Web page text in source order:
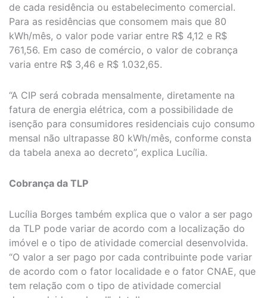
de cada residência ou estabelecimento comercial.
Para as residências que consomem mais que 80
kWh/mês, o valor pode variar entre R$ 4,12 e R$
761,56. Em caso de comércio, o valor de cobrança
varia entre R$ 3,46 e R$ 1.032,65.
“A CIP será cobrada mensalmente, diretamente na
fatura de energia elétrica, com a possibilidade de
isenção para consumidores residenciais cujo consumo
mensal não ultrapasse 80 kWh/mês, conforme consta
da tabela anexa ao decreto”, explica Lucília.
Cobrança da TLP
Lucília Borges também explica que o valor a ser pago
da TLP pode variar de acordo com a localização do
imóvel e o tipo de atividade comercial desenvolvida.
“O valor a ser pago por cada contribuinte pode variar
de acordo com o fator localidade e o fator CNAE, que
tem relação com o tipo de atividade comercial